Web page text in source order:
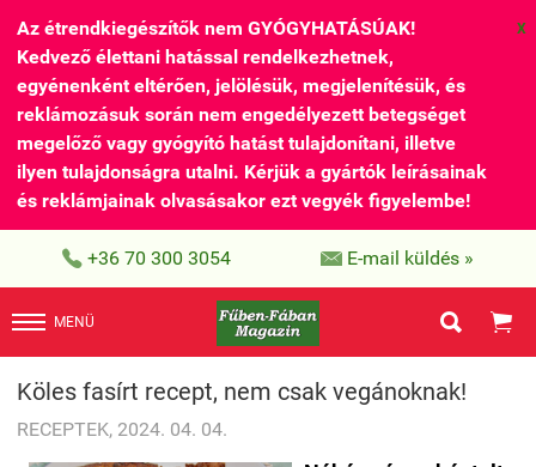
Az étrendkiegészítők nem GYÓGYHATÁSÚAK!
Kedvező élettani hatással rendelkezhetnek,
egyénenként eltérően, jelölésük, megjelenítésük, és
reklámozásuk során nem engedélyezett betegséget
megelőző vagy gyógyító hatást tulajdonítani, illetve
ilyen tulajdonságra utalni. Kérjük a gyártók leírásainak
és reklámjainak olvasásakor ezt vegyék figyelembe!
X
 +36 70 300 3054  E-mail küldés »
MENÜ  
Köles fasírt recept, nem csak vegánoknak!
RECEPTEK, 2024. 04. 04.